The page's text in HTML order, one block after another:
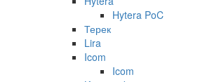
Hytera PoC
Терек
Lira
Icom
Icom